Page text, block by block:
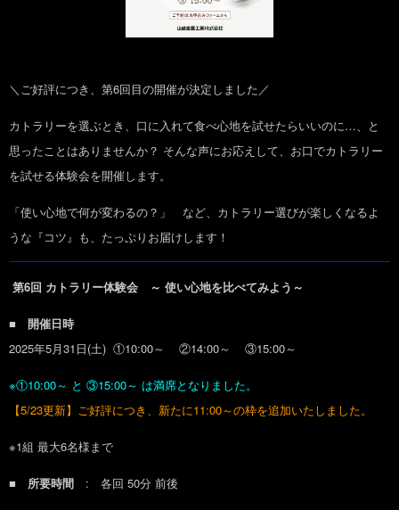
＼ご好評につき、第6回目の開催が決定しました／
カトラリーを選ぶとき、口に入れて食べ心地を試せたらいいのに…、と
思ったことはありませんか？ そんな声にお応えして、お口でカトラリー
を試せる体験会を開催します。
「使い心地で何が変わるの？」 など、カトラリー選びが楽しくなるよ
うな『コツ』も、たっぷりお届けします！
第6回 カトラリー体験会 ～ 使い心地を比べてみよう～
■ 開催日時
2025年5月31日(土) ①10:00～ ②14:00～ ③15:00～
※①10:00～ と ③15:00～ は満席となりました。
【5/23更新】ご好評につき、新たに11:00～の枠を追加いたしました。
※1組 最大6名様まで
■ 所要時間 : 各回 50分 前後